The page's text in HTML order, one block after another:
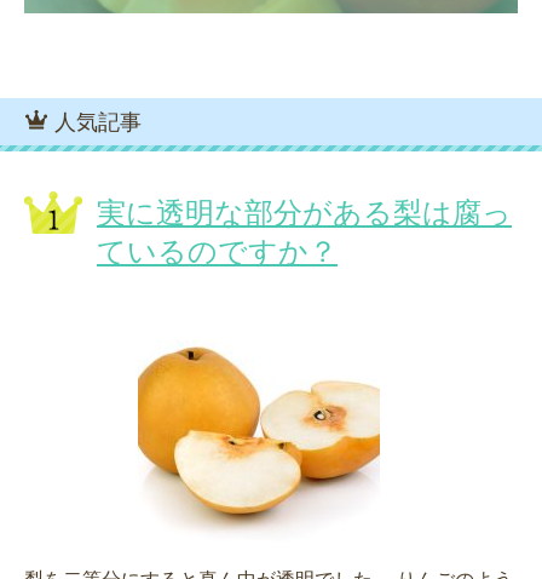
人気記事
実に透明な部分がある梨は腐っ
ているのですか？